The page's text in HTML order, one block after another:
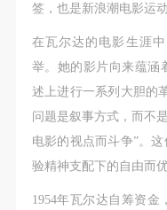
签，也是新浪潮电影运
在瓦尔达的电影生涯
举。她的影片向来蕴涵
述上进行一系列大胆的
问题是叙事方式，而不
电影的视点而斗争”。
验精神支配下的自由而
1954年瓦尔达自筹资
文、组织规定进行协
任和经济责任。
第六条
参与活动者在参与活
动导师、教师指导下
及到的绘画工具、创
与者因个人原因在使
文、组织规定进行协
任和经济责任。
第六条
参与活动者在参与活
动导师、教师指导下
及到的绘画工具、创
与者因个人原因在使
文、组织规定进行协
任和经济责任。
第六条
参与活动者在参与活
动导师、教师指导下
及到的绘画工具、创
与者因个人原因在使